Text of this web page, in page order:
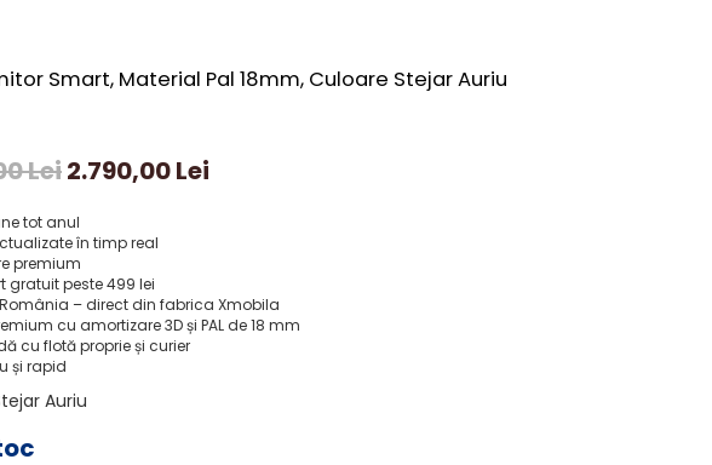
Smart, Material Pal 18mm, Culoare Stejar Auriu
Lei2.790,00 Lei
tot anul
în timp real
premium
gratuit peste 499 lei
– direct din fabrica Xmobila
cu amortizare 3D și PAL de 18 mm
cu flotă proprie și curier
și rapid
Auriu